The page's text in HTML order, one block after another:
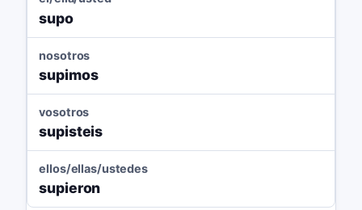
supo
nosotros
supimos
vosotros
supisteis
ellos/ellas/ustedes
supieron